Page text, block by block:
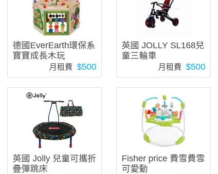
德國EverEarth環保系
寶寶成長木玩
月租費 $500
英國 JOLLY SL168兒
童三輪車
月租費 $500
英國 Jolly 兒童可攜折
疊彈跳床
Fisher price 費雪費雪
可愛動